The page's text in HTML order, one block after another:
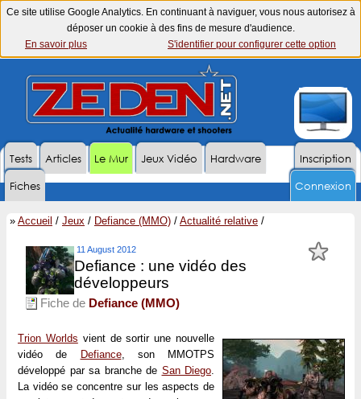
Ce site utilise Google Analytics. En continuant à naviguer, vous nous autorisez à
déposer un cookie à des fins de mesure d'audience.
En savoir plus
S'identifier pour configurer cette option
Inscription
Tests Articles Le Mur Jeux Vidéo
Hardware
Fiches
Connexion
» Accueil / Jeux / Defiance (MMO) / Actualité relative /
11 August 2012
Defiance : une vidéo des
développeurs
Fiche de Defiance (MMO)
Trion Worlds vient de sortir une nouvelle
vidéo de
Defiance, son MMOTPS
développé par sa branche de San Diego.
La vidéo se concentre sur les aspects de